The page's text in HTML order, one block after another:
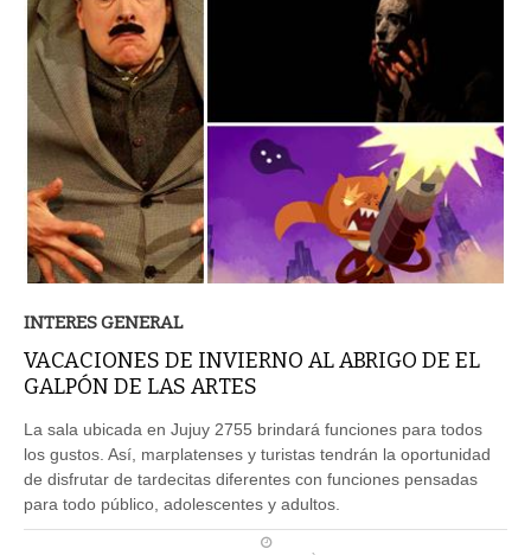
INTERES GENERAL
VACACIONES DE INVIERNO AL ABRIGO DE EL
GALPÓN DE LAS ARTES
La sala ubicada en Jujuy 2755 brindará funciones para todos
los gustos. Así, marplatenses y turistas tendrán la oportunidad
de disfrutar de tardecitas diferentes con funciones pensadas
para todo público, adolescentes y adultos.